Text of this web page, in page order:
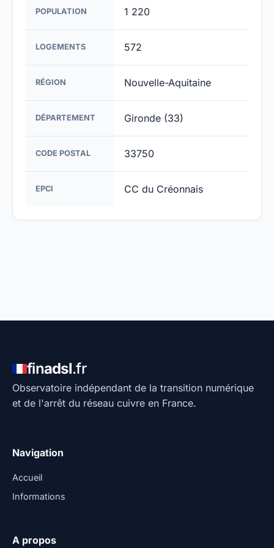
POPULATION 1 220
LOGEMENTS 572
RÉGION Nouvelle-Aquitaine
DÉPARTEMENT Gironde (33)
CODE POSTAL 33750
EPCI CC du Créonnais
finadsl.fr
Observatoire indépendant de la transition numérique
et de l'arrêt du réseau cuivre en France.
Navigation
Accueil
Informations
A propos